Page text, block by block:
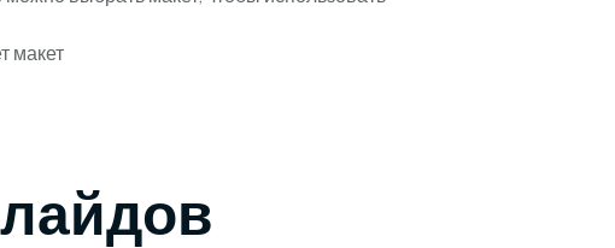
макет